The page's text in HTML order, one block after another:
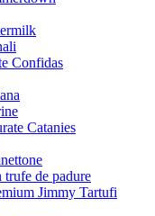
Confidas
Catanies
trufe de padure
Jimmy Tartufi